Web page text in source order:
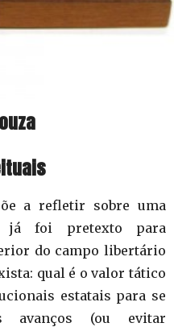
a refletir sobre uma
já foi pretexto para
do campo libertário
qual é o valor tático
estatais para se
avanços (ou evitar